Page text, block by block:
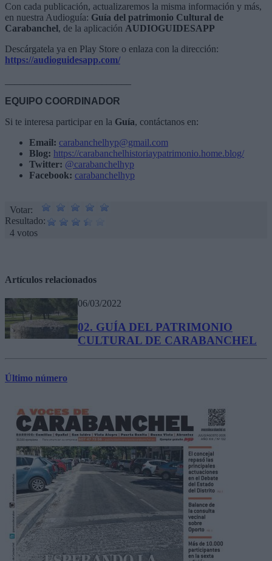
Con cada publicación, actualizaremos la misma información y más,
en nuestra Audioguía: Guía del patrimonio Cultural de
Carabanchel, de la aplicación AUDIOGUIDESAPP
Descárgatela ya en Play Store o enlaza con la dirección:
https://audioguidesapp.com/
EQUIPO COORDINADOR
Si te interesa participar en la Guía, contáctanos en:
Email: carabanchelhyp@gmail.com
Blog: https://carabanchelhistoriaypatrimonio.home.blog/
Twitter: @carabanchelhyp
Facebook: carabanchelhyp
Votar:
Resultado:
4 votos
Artículos relacionados
06/03/2022
02. GUÍA DEL PATRIMONIO
CULTURAL DE CARABANCHEL
Último número